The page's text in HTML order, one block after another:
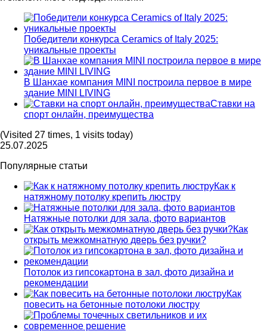
Победители конкурса Ceramics of Italy 2025:
уникальные проекты
В Шанхае компания MINI построила первое в мире
здание MINI LIVING
Ставки на
спорт онлайн, преимущества
(Visited 27 times, 1 visits today)
25.07.2025
Популярные статьи
Как к
натяжному потолку крепить люстру
Натяжные потолки для зала, фото вариантов
Как
открыть межкомнатную дверь без ручки?
Потолок из гипсокартона в зал, фото дизайна и
рекомендации
Как
повесить на бетонные потолоки люстру